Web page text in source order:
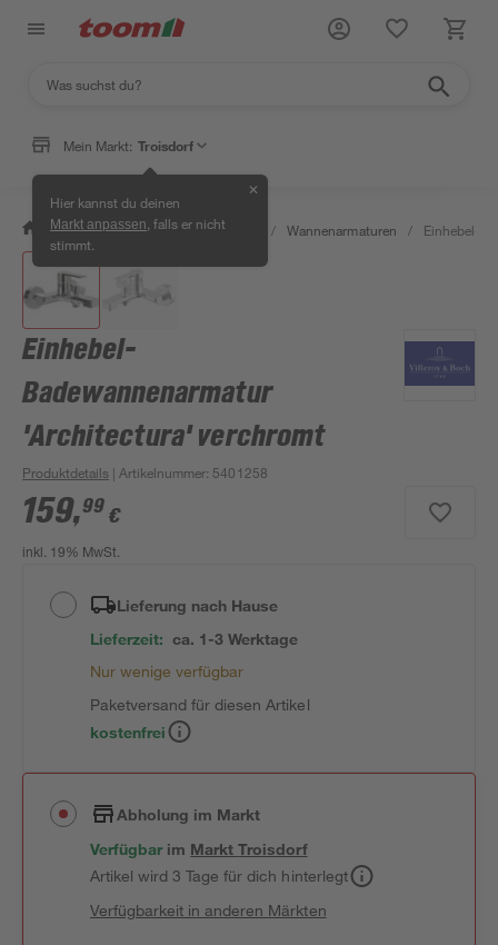
Mein Markt: Troisdorf
Hier kannst du deinen
Markt anpassen , falls er nicht
stimmt.
✕
/ Bad & Sanitär / Badarmaturen / Wannenarmaturen / Einhebel-
Einhebel-
Badewannenarmatur
'Architectura' verchromt
Produktdetails | Artikelnummer: 5401258
159,99 €
inkl. 19% MwSt.
Lieferung nach Hause
Lieferzeit: ca. 1-3 Werktage
Nur wenige verfügbar
Paketversand für diesen Artikel
kostenfrei
Abholung im Markt
Verfügbar im MarktTroisdorf
Artikel wird 3 Tage für dich hinterlegt
Verfügbarkeit in anderen Märkten